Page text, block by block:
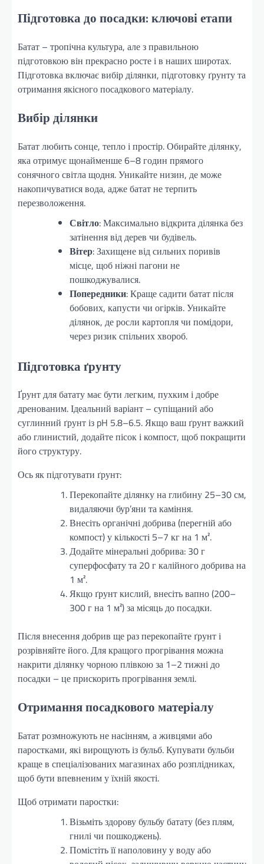
Підготовка до посадки: ключові етапи
Батат – тропічна культура, але з правильною
підготовкою він прекрасно росте і в наших широтах.
Підготовка включає вибір ділянки, підготовку ґрунту та
отримання якісного посадкового матеріалу.
Вибір ділянки
Батат любить сонце, тепло і простір. Обирайте ділянку,
яка отримує щонайменше 6–8 годин прямого
сонячного світла щодня. Уникайте низин, де може
накопичуватися вода, адже батат не терпить
перезволоження.
Світло: Максимально відкрита ділянка без
затінення від дерев чи будівель.
Вітер: Захищене від сильних поривів
місце, щоб ніжні пагони не
пошкоджувалися.
Попередники: Краще садити батат після
бобових, капусти чи огірків. Уникайте
ділянок, де росли картопля чи помідори,
через ризик спільних хвороб.
Підготовка ґрунту
Ґрунт для батату має бути легким, пухким і добре
дренованим. Ідеальний варіант – супіщаний або
суглинний ґрунт із pH 5.8–6.5. Якщо ваш ґрунт важкий
або глинистий, додайте пісок і компост, щоб покращити
його структуру.
Ось як підготувати ґрунт:
Перекопайте ділянку на глибину 25–30 см,
видаляючи бур’яни та каміння.
Внесіть органічні добрива (перегній або
компост) у кількості 5–7 кг на 1 м².
Додайте мінеральні добрива: 30 г
суперфосфату та 20 г калійного добрива на
1 м².
Якщо ґрунт кислий, внесіть вапно (200–
300 г на 1 м²) за місяць до посадки.
Після внесення добрив ще раз перекопайте ґрунт і
розрівняйте його. Для кращого прогрівання можна
накрити ділянку чорною плівкою за 1–2 тижні до
посадки – це прискорить прогрівання землі.
Отримання посадкового матеріалу
Батат розмножують не насінням, а живцями або
паростками, які вирощують із бульб. Купувати бульби
краще в спеціалізованих магазинах або розплідниках,
щоб бути впевненим у їхній якості.
Щоб отримати паростки:
Візьміть здорову бульбу батату (без плям,
гнилі чи пошкоджень).
Помістіть її наполовину у воду або